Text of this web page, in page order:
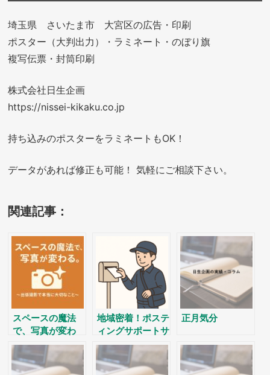
埼玉県 さいたま市 大宮区の広告・印刷
ポスター（大判出力）・ラミネート・のぼり旗
複写伝票・封筒印刷
株式会社日生企画
https://nissei-kikaku.co.jp
持ち込みのポスターをラミネートもOK！
データがあれば修正も可能！ 気軽にご相談下さい。
関連記事：
スペースの魔法
で、写真が変わ
る。～出張撮影で
本当に大切なこと
～
地域密着！ポステ
ィングサポートサ
ービス
正月気分